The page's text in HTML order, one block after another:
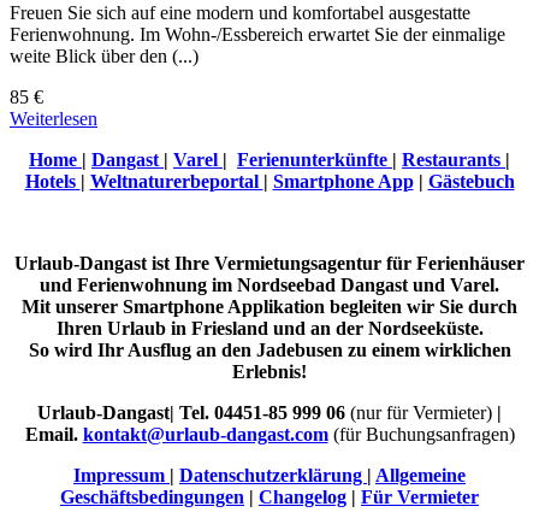
Freuen Sie sich auf eine modern und komfortabel ausgestatte
Ferienwohnung. Im Wohn-/Essbereich erwartet Sie der einmalige
weite Blick über den (...)
85 €
Weiterlesen
Home | Dangast | Varel | Ferienunterkünfte | Restaurants |
Hotels | Weltnaturerbeportal | Smartphone App| Gästebuch
Urlaub-Dangast ist Ihre Vermietungsagentur für Ferienhäuser
und Ferienwohnung im Nordseebad Dangast und Varel.
Mit unserer Smartphone Applikation begleiten wir Sie durch
Ihren Urlaub in Friesland und an der Nordseeküste.
So wird Ihr Ausflug an den Jadebusen zu einem wirklichen
Erlebnis!
Urlaub-Dangast| Tel. 04451-85 999 06 (nur für Vermieter) |
Email. kontakt@urlaub-dangast.com (für Buchungsanfragen)
Impressum | Datenschutzerklärung | Allgemeine
Geschäftsbedingungen | Changelog | Für Vermieter